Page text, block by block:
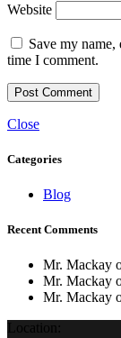
Website
Save my
time I comment.
Close
Categories
Blog
Recent Comments
Mr. Mackay
Mr. Mackay
Mr. Mackay
Location: